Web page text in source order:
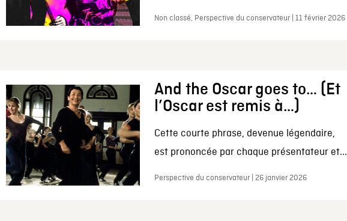
Non classé, Perspective du conservateur | 11 février 2026
And the Oscar goes to… (Et
l’Oscar est remis à…)
Cette courte phrase, devenue légendaire,
est prononcée par chaque présentateur et...
Perspective du conservateur | 26 janvier 2026